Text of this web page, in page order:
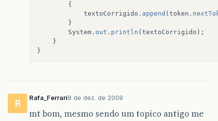
{
textoCorrigido . append ( token .
}
System . out . println ( textoCorrigido );
}
}
R
Rafa_Ferrari8 de dez. de 2009
mt bom, mesmo sendo um topico antigo me